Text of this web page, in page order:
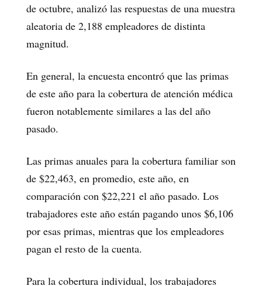
de octubre, analizó las respuestas de una muestra
aleatoria de 2,188 empleadores de distinta
magnitud.
En general, la encuesta encontró que las primas
de este año para la cobertura de atención médica
fueron notablemente similares a las del año
pasado.
Las primas anuales para la cobertura familiar son
de $22,463, en promedio, este año, en
comparación con $22,221 el año pasado. Los
trabajadores este año están pagando unos $6,106
por esas primas, mientras que los empleadores
pagan el resto de la cuenta.
Para la cobertura individual, los trabajadores